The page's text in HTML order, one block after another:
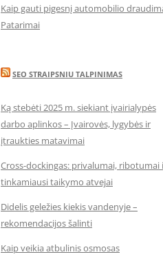
Kaip gauti pigesnį automobilio
Patarimai
SEO STRAIPSNIU TALPINIMAS
Ką stebėti 2025 m. siekiant įvairialypės
darbo aplinkos – Įvairovės, lygybės ir
įtraukties matavimai
Cross-dockingas: privalumai, ribotumai
tinkamiausi taikymo atvejai
Didelis geležies kiekis vandenyje –
rekomendacijos šalinti
Kaip veikia atbulinis osmosas